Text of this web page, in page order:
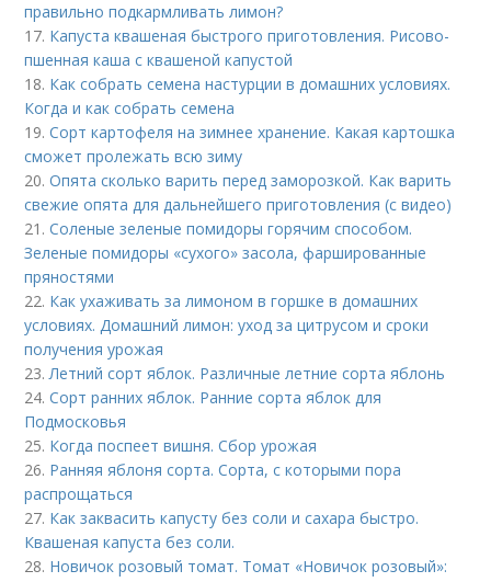
правильно подкармливать лимон?
17. Капуста квашеная быстрого приготовления. Рисово-
пшенная каша с квашеной капустой
18. Как собрать семена настурции в домашних условиях.
Когда и как собрать семена
19.Сорт картофеля на зимнее хранение. Какая картошка
сможет пролежать всю зиму
20.Опята сколько варить перед заморозкой. Как варить
свежие опята для дальнейшего приготовления (с видео)
21.Соленые зеленые помидоры горячим способом.
Зеленые помидоры «сухого» засола, фаршированные
пряностями
22. Как ухаживать за лимоном в горшке в домашних
условиях. Домашний лимон: уход за цитрусом и сроки
получения урожая
23.Летний сорт яблок. Различные летние сорта яблонь
24.Сорт ранних яблок. Ранние сорта яблок для
Подмосковья
25. Когда поспеет вишня. Сбор урожая
26. Ранняя яблоня сорта. Сорта, с которыми пора
распрощаться
27. Как заквасить капусту без соли и сахара быстро.
Квашеная капуста без соли.
28. Новичок розовый томат. Томат «Новичок розовый»: